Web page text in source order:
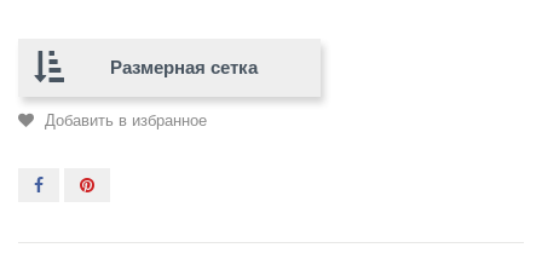
Размерная сетка
Добавить в избранное